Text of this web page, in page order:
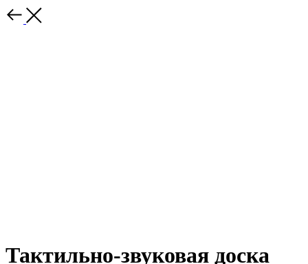
Тактильно-звуковая доска